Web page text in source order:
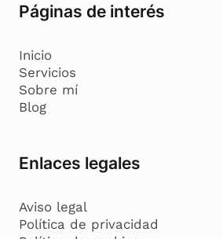
Páginas de interés
Inicio
Servicios
Sobre mí
Blog
Enlaces legales
Aviso legal
Política de privacidad